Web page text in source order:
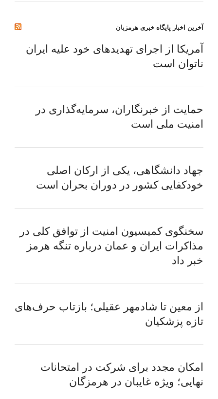
آخرین اخبار پایگاه خبری هرمزبان
آمریکا از اجرای تهدیدهای خود علیه ایران
ناتوان است
حمایت از خبرنگاران، سرمایه‌گذاری در
امنیت ملی است
جهاد دانشگاهی، یکی از ارکان اصلی
خودکفایی کشور در دوران بحران است
سخنگوی کمیسیون امنیت از توافق کلی در
مذاکرات ایران و عمان درباره تنگه هرمز
خبر داد
از معین تا شادمهر عقیلی؛ بازتاب حرف‌های
تازه پزشکیان
امکان مجدد برای شرکت در امتحانات
نهایی؛ ویژه غایبان در هرمزگان